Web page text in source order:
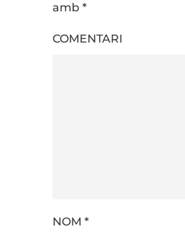
amb *
COMENTARI
NOM *